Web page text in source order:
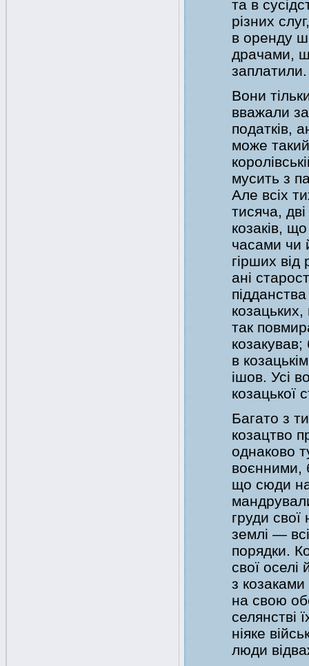
та в
різних
в оренду
драчами,
заплатили.
Вони
вважали
податків,
може такий
мусить з
Але всіх
тисяча,
козаків,
часами чи
гірших від
ані
козацьких,
так
козакував;
в
ішов. Усі
козацької
Багато з
козацтво
однаково
воєнними,
що сюди на
груди
землі —
порядки.
свої
з козаками
на свою
селянстві
ніяке
люди